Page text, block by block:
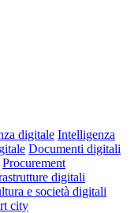
digitale Intelligenza
Documenti digitali
Procurement
digitali
e società digitali
city